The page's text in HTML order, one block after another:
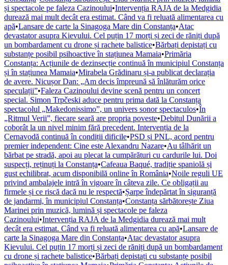
și spectacole pe faleza Cazinoului•Intervenția RAJA de la Medgidia
durează mai mult decât era estimat. Când va fi reluată alimentarea cu
apă•Lansare de carte la Sinagoga Mare din Constanța•Atac
devastator asupra Kievului. Cel puțin 17 morți și zeci de răniți după
un bombardament cu drone și rachete balistice•Bărbați depistați cu
substanțe posibil psihoactive în stațiunea Mamaia•Primăria
Constanța: Acțiunile de dezinsecție continuă în municipiul Constanța
și în stațiunea Mamaia•Mirabela Grădinaru și-a publicat declarația
de avere. Nicușor Dan: „Am decis împreună să înlăturăm orice
speculații”•Faleza Cazinoului devine scenă pentru un concert
special. Simon Trpčeski aduce pentru prima dată la Constanța
spectacolul „Makedonissimo”, un univers sonor spectaculos•În
„Ritmul Verii”, fiecare seară are propria poveste•Debitul Dunării a
coborât la un nivel minim fără precedent. Intervenția de la
Cernavodă continuă în condiții dificile•PSD și PNL, acord pentru
premier independent: Cine este Alexandru Nazare•Au tâlhărit un
bărbat pe stradă, apoi au plecat la cumpărături cu cardurile lui. Doi
suspecți, reținuți la Constanța•Cafeaua Baqué, tradiție spaniolă și
gust echilibrat, acum disponibilă online în România•Noile reguli UE
privind ambalajele intră în vigoare în câteva zile. Ce obligații au
firmele și ce riscă dacă nu le respectă•Șarpe îndepărtat în siguranță
de jandarmi, în municipiul Constanța•Constanța sărbătorește Ziua
Marinei prin muzică, lumină și spectacole pe faleza
Cazinoului•Intervenția RAJA de la Medgidia durează mai mult
decât era estimat. Când va fi reluată alimentarea cu apă•Lansare de
carte la Sinagoga Mare din Constanța•Atac devastator asupra
Kievului. Cel puțin 17 morți și zeci de răniți după un bombardament
cu drone și rachete balistice•Bărbați depistați cu substanțe posibil